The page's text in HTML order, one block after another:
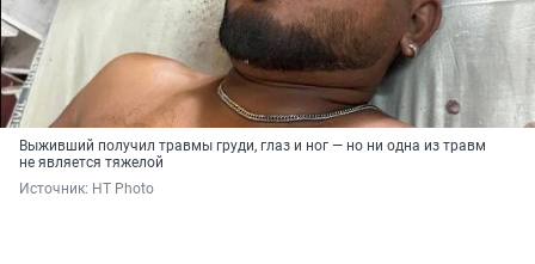
Выживший получил травмы груди, глаз и ног — но ни одна из травм
не является тяжелой
Источник: HT Photo